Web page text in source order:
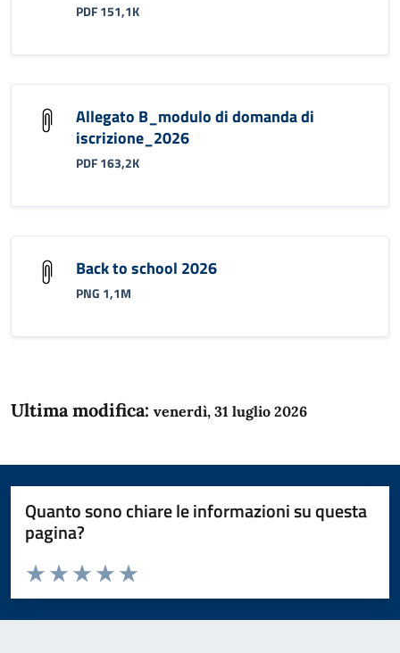
PDF 151,1K
Allegato B_modulo di domanda di
iscrizione_2026
PDF 163,2K
Back to school 2026
PNG 1,1M
Ultima modifica: venerdì, 31 luglio 2026
Quanto sono chiare le informazioni su questa
pagina?
Domanda
Valuta da 1 a 5 stelle la pagina
Valuta 5 stelle su 5
Valuta 4 stelle su 5
Valuta 3 stelle su 5
Valuta 2 stelle su 5
Valuta 1 stelle su 5